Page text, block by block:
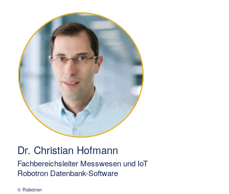
Dr. Christian Hofmann
Fachbereichsleiter Messwesen und IoT
Robotron Datenbank-Software
© Robotron